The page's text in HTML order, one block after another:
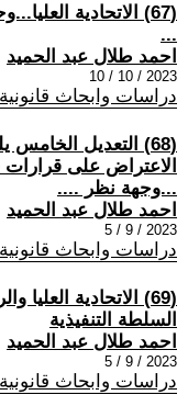
(67) الاتحادية
...
احمد طلال عبد الحميد
2023 / 10 / 10
دراسات وابحاث قانونية
(68) التعديل
الاعتراض على
...وجهة نظر ....
احمد طلال عبد الحميد
2023 / 9 / 5
دراسات وابحاث قانونية
(69) الاتحادية
السلطة التنفيذية
احمد طلال عبد الحميد
2023 / 9 / 5
دراسات وابحاث قانونية